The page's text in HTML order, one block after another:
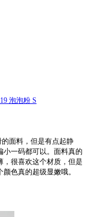
泡泡粉 S
面料，但是有点起静
小一码都可以。面料真的
，很喜欢这个材质，但是
色真的超级显嫩哦。